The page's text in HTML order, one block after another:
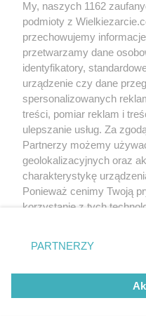
Slajd 7/9
My, naszych 1162
podmioty z
przechowujemy
przetwarzamy dane
identyfikatory,
urządzenie czy dane
spersonalizowanych
treści, pomiar reklam i
ulepszanie usług. Za
Partnerzy możemy
geolokalizacyjnych oraz
charakterystykę
Ponieważ cenimy Twoją
korzystanie z tych
zmienić/wycofać klikając
znajdujący się w lewym
rodzaje przetwarzania
użytkownika, ale masz
przetwarzaniu.
PARTNERZY